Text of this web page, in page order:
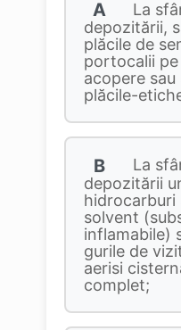
A
La
depozitării,
plăcile de
portocalii pe
acopere sau
plăcile-
B
La
depozitării
hidrocarburi
solvent
inflamabile)
gurile de
aerisi
complet;